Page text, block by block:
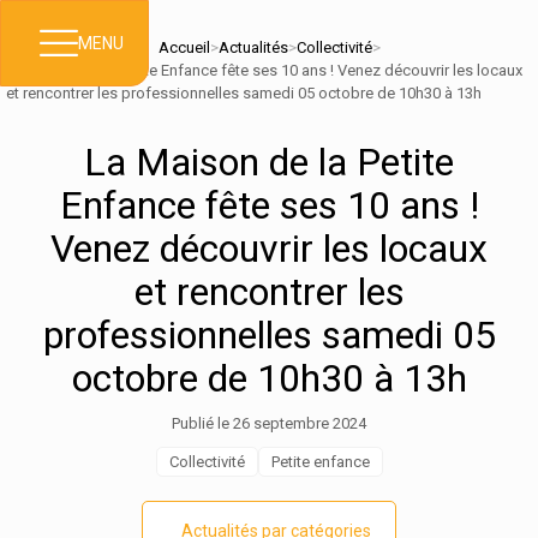
MENU Accueil >Actualités>Collectivité>
La Maison de la Petite Enfance fête ses 10 ans ! Venez découvrir les locaux
et rencontrer les professionnelles samedi 05 octobre de 10h30 à 13h
La Maison de la Petite
Enfance fête ses 10 ans !
Venez découvrir les locaux
et rencontrer les
professionnelles samedi 05
octobre de 10h30 à 13h
Publié le 26 septembre 2024
Collectivité Petite enfance
Actualités par catégories